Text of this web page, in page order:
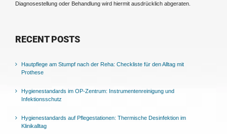
Diagnosestellung oder Behandlung wird hiermit ausdrücklich abgeraten.
RECENT POSTS
Hautpflege am Stumpf nach der Reha: Checkliste für den Alltag mit
Prothese
Hygienestandards im OP-Zentrum: Instrumentenreinigung und
Infektionsschutz
Hygienestandards auf Pflegestationen: Thermische Desinfektion im
Klinikalltag